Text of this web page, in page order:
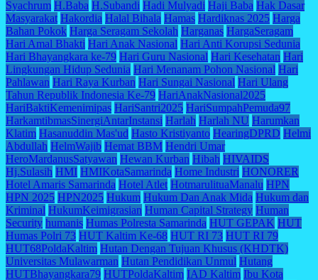
Syachrum H.Baba H.Subandi Hadi Mulyadi Haji Baba Hak Dasar
Masyarakat Hakordia Halal Bihala Hamas Hardiknas 2025 Harga
Bahan Pokok Harga Seragam Sekolah Harganas HargaSeragam
Hari Amal Bhakti Hari Anak Nasional Hari Anti Korupsi Sedunia
Hari Bhayangkara ke-79 Hari Guru Nasional Hari Kesehatan Hari
Lingkungan Hidup Sedunia Hari Menanam Pohon Nasional Hari
Pahlawan Hari Raya Kurban Hari Sungai Nasional Hari Ulang
Tahun Republik Indonesia Ke-79 HariAnakNasional2025
HariBaktiKemenimipas HariSantri2025 HariSumpahPemuda97
HarkamtibmasSinergiAntarInstansi Harlah Harlah NU Harumkan
Klatim Hasanuddin Mas'ud Hasto Kristiyanto HearingDPRD Helmi
Abdullah HelmWajib Hemat BBM Hendri Umar
HeroMardanusSatyawan Hewan Kurban Hibah HIVAIDS
Hj.Sulasih HMI HMIKotaSamarinda Home Industri HONORER
Hotel Amaris Samarinda Hotel Atlet HotmarulituaManalu HPN
HPN 2025 HPN2025 Hukum Hukum Dan Anak Mida Hukum dan
Kriminal HukumKeimigrasian Human Capital Strategy Human
Security humanis Humas Polresta Samarinda HUT GEPAK HUT
Humas Polri 73 HUT Kaltim Ke-68 HUT RI 73 HUT RI 79
HUT68PoldaKaltim Hutan Dengan Tujuan Khusus (KHDTK)
Universitas Mulawarman Hutan Pendidikan Unmul Hutang
HUTBhayangkara79 HUTPoldaKaltim IAD Kaltim Ibu Kota